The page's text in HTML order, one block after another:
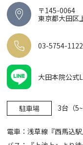
〒145-0064
東京都大田区
03-5754-1122
大田本院公式
駐車場 3台（
電車：浅草線『西馬込